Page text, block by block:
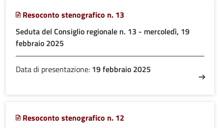
Resoconto stenografico n. 13
Seduta del Consiglio regionale n. 13 - mercoledì, 19
febbraio 2025
Data di presentazione: 19 febbraio 2025
Resoconto stenografico n. 12